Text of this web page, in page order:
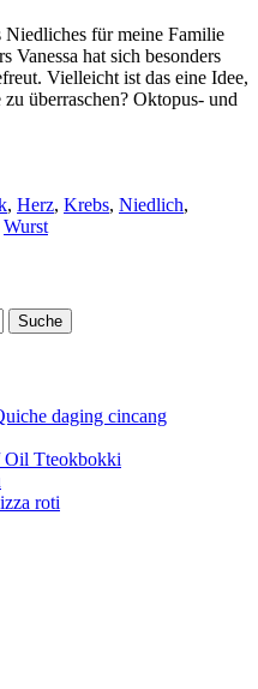
Niedliches für meine Familie
Vanessa hat sich besonders
Vielleicht ist das eine Idee,
überraschen? Oktopus- und
, Herz, Krebs, Niedlich,
Wurst
daging cincang
Oil Tteokbokki
roti